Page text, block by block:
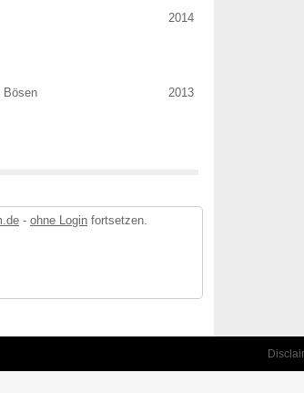
2014
Bösen
2013
- ohne Login fortsetzen.